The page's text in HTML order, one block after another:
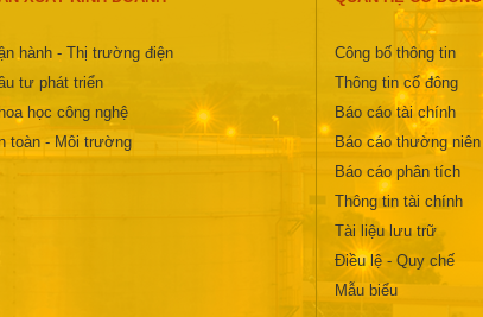
hành - Thị trường điện
tư phát triển
học công nghệ
toàn - Môi trường
Công bố thông tin
Thông tin cổ đông
Báo cáo tài chính
Báo cáo thường niên
Báo cáo phân tích
Thông tin tài chính
Tài liệu lưu trữ
Điều lệ - Quy chế
Mẫu biểu